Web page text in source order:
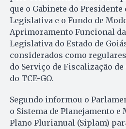
que o Gabinete do Presidente
Legislativa e o Fundo de
Aprimoramento Funcional
Legislativa do Estado de
considerados como
do Serviço de Fiscalização
do TCE-GO.
Segundo informou o
o Sistema de Planejamento
Plano Plurianual (Siplam)